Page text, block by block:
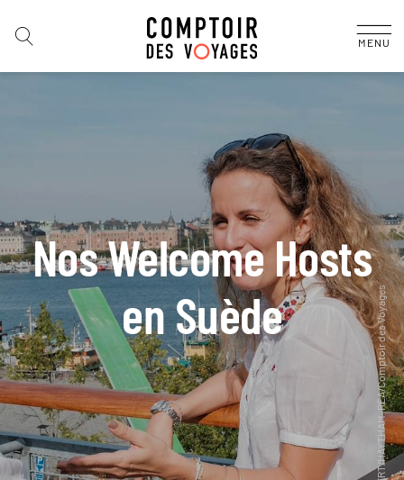
MENU
Nos Welcome Hosts
en Suède